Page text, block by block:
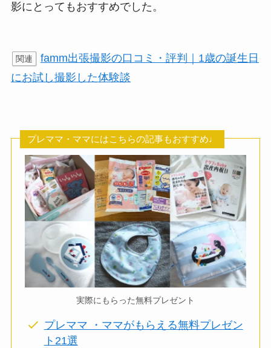
影にとってもおすすめでした。
関連
famm出張撮影の口コミ・評判｜1歳の誕生日
にお試し撮影した体験談
プレママ・ママにはこちらの記事もおすすめ♩
実際にもらった無料プレゼント
プレママ ・ママがもらえる無料プレゼン
ト21選